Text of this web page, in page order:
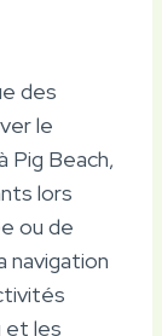
des
le
Pig Beach,
lors
ou de
navigation
et les